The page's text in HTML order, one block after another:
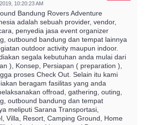
10:20:23 AM
Bandung Rovers Adventure
adalah sebuah provider, vendor,
penyedia jasa event organizer
outbound bandung dan tempat lainnya
outdoor activity maupun indoor.
segala kebutuhan anda mulai dari
), Konsep, Persiapan ( preparation ),
proses Check Out. Selain itu kami
beragam fasilitas yang anda
offroad, gathering, outing,
outbound bandung dan tempat
meliputi Sarana Transportasi,
Villa, Resort, Camping Ground, Home